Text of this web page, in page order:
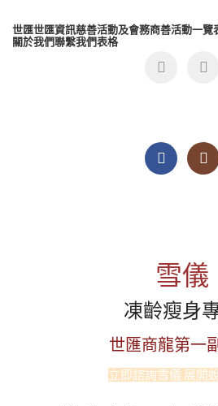
世匯世匯資訊慈善活動及會務商善活動一覽
關於我們聯繫我們表格
雪儀
凍齡瘦身
世匯商龍第一
立即諮詢雪儀 展開